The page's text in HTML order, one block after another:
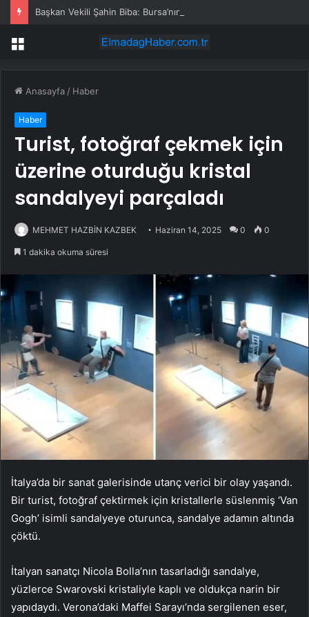
Menü
Anasayfa / Haber
Haber
Turist, fotoğraf çekmek için
üzerine oturduğu kristal
sandalyeyi parçaladı
MEHMET HAZBİN KAZBEK Haziran 14, 2025 0 0
1 dakika okuma süresi
İtalya’da bir sanat galerisinde utanç verici bir olay yaşandı.
Bir turist, fotoğraf çektirmek için kristallerle süslenmiş ‘Van
Gogh’ isimli sandalyeye oturunca, sandalye adamın altında
çöktü.
İtalyan sanatçı Nicola Bolla’nın tasarladığı sandalye,
yüzlerce Swarovski kristaliyle kaplı ve oldukça narin bir
yapıdaydı. Verona’daki Maffei Sarayı’nda sergilenen eser,